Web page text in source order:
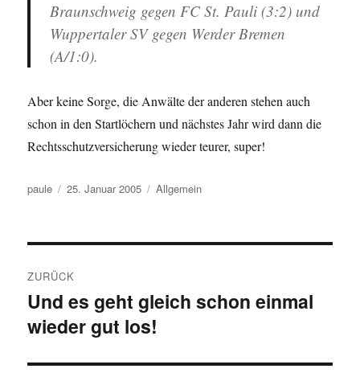
Braunschweig gegen FC St. Pauli (3:2) und
Wuppertaler SV gegen Werder Bremen
(A/1:0).
Aber keine Sorge, die Anwälte der anderen stehen auch
schon in den Startlöchern und nächstes Jahr wird dann die
Rechtsschutzversicherung wieder teurer, super!
Autor
paule
Veröffentlicht
25. Januar 2005 Kategorien
Allgemein
ZURÜCK
Vorheriger
Beitrag:
Und es geht gleich schon einmal
wieder gut los!